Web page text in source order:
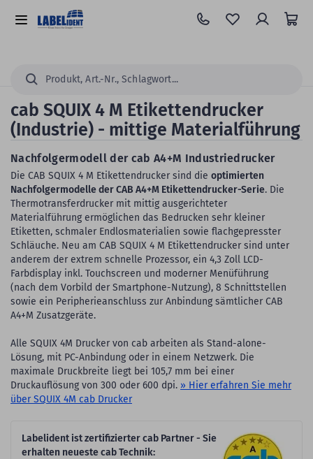
Hauptinhalt
springen
Alle
Suchen...
cab SQUIX 4 M Etikettendrucker
(Industrie) - mittige Materialführung
Nachfolgermodell der cab A4+M Industriedrucker
Die CAB SQUIX 4 M Etikettendrucker sind die optimierten
Nachfolgermodelle der CAB A4+M Etikettendrucker-Serie. Die
Thermotransferdrucker mit mittig ausgerichteter
Materialführung ermöglichen das Bedrucken sehr kleiner
Etiketten, schmaler Endlosmaterialien sowie flachgepresster
Schläuche. Neu am CAB SQUIX 4 M Etikettendrucker sind unter
anderem der extrem schnelle Prozessor, ein 4,3 Zoll LCD-
Farbdisplay inkl. Touchscreen und moderner Menüführung
(nach dem Vorbild der Smartphone-Nutzung), 8 Schnittstellen
sowie ein Peripherieanschluss zur Anbindung sämtlicher CAB
A4+M Zusatzgeräte.
Alle SQUIX 4M Drucker von cab arbeiten als Stand-alone-
Lösung, mit PC-Anbindung oder in einem Netzwerk. Die
maximale Druckbreite liegt bei 105,7 mm bei einer
Druckauflösung von 300 oder 600 dpi. » Hier erfahren Sie mehr
über SQUIX 4M cab Drucker
Labelident ist zertifizierter cab Partner - Sie
erhalten neueste cab Technik: